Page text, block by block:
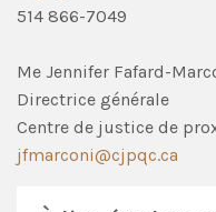
514 866-7049
Me Jennifer Fafard-
Directrice générale
Centre de justice de
jfmarconi@cjpqc.ca